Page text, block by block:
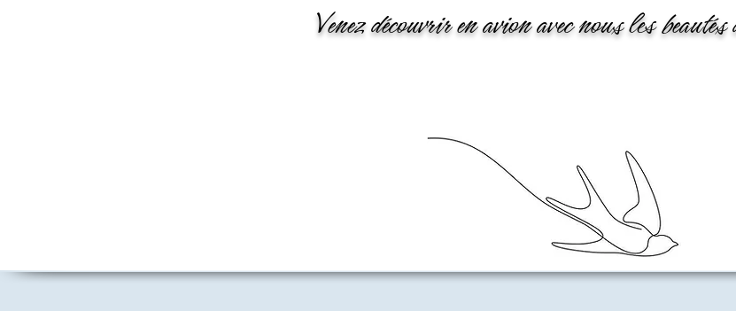
Venez découvrir en avion avec nous les